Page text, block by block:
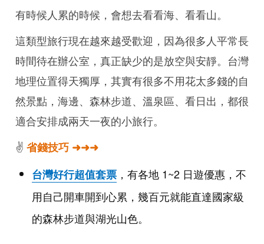
有時候人累的時候，會想去看看海、看看山。
這類型旅行現在越來越受歡迎，因為很多人平常長
時間待在辦公室，真正缺少的是放空與安靜。台灣
地理位置得天獨厚，其實有很多不用花太多錢的自
然景點，海邊、森林步道、溫泉區、看日出，都很
適合安排成兩天一夜的小旅行。
✌️ 省錢技巧 ➜➜➜
台灣好行超值套票 ，有各地 1~2 日遊優惠，不
用自己開車開到心累，幾百元就能直達國家級
的森林步道與湖光山色。